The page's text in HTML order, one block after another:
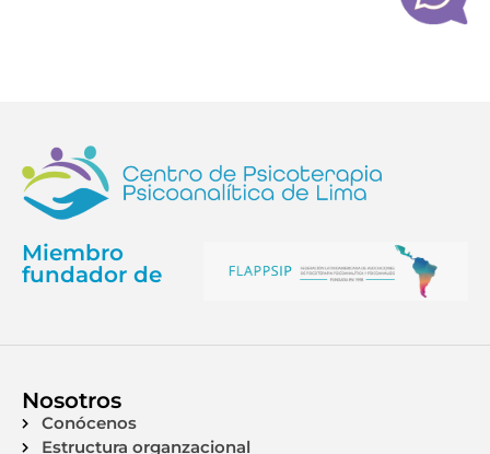
Miembro
fundador de
Nosotros
Conócenos
Estructura organzacional